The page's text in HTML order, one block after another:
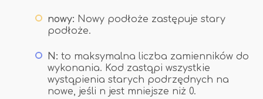
nowy: Nowy podłoże zastępuje stary
podłoże.
N: to maksymalna liczba zamienników do
wykonania. Kod zastąpi wszystkie
wystąpienia starych podrzędnych na
nowe, jeśli n jest mniejsze niż 0.